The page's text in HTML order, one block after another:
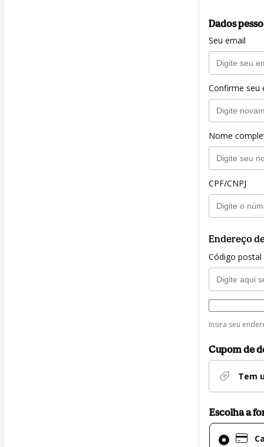
Dados
Seu email
Confirme seu
Nome
CPF/CNPJ
Endereço
Código postal
Forma
de
entrega
Insira seu
Cupom de
Tem
Escolha a
Cartão
de